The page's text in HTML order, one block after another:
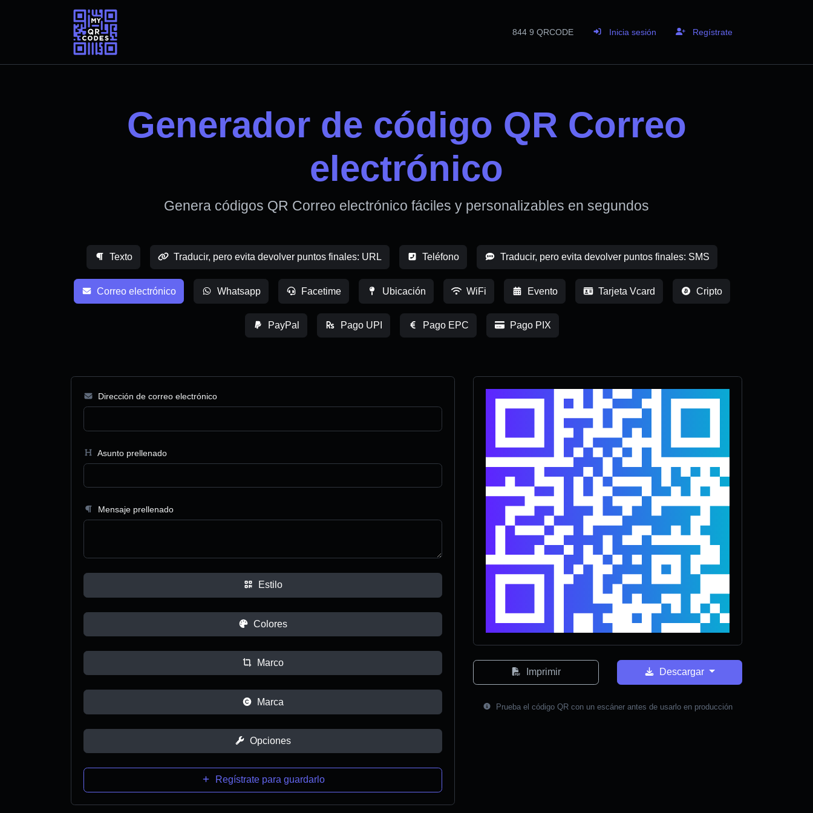
844 9 QRCODE Inicia sesión Regístrate
Generador de código QR Correo
electrónico
Genera códigos QR Correo electrónico fáciles y personalizables en segundos
Texto Traducir, pero evita devolver puntos finales: URL Teléfono Traducir, pero evita devolver puntos finales: SMS
Correo electrónico Whatsapp Facetime Ubicación WiFi Evento Tarjeta Vcard Cripto
PayPal Pago UPI Pago EPC Pago PIX
Dirección de correo electrónico
Asunto prellenado
Mensaje prellenado
Estilo
Colores
Marco
Marca
Opciones
Regístrate para guardarlo
Imprimir Descargar
Prueba el código QR con un escáner antes de usarlo en producción